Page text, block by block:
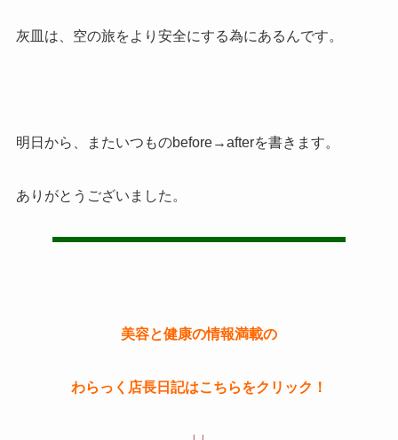
灰皿は、空の旅をより安全にする為にあるんです。
明日から、またいつものbefore→afterを書きます。
ありがとうございました。
美容と健康の情報満載の
わらっく店長日記はこちらをクリック！